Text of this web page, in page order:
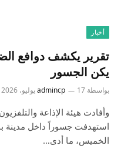
أخبار
تقرير يكشف دوافع
يكن الجسور
بواسطة admincp 17 يوليو، 2026
وأفادت هيئة الإذاعة
استهدفت جسوراً داخل مدينة
الخميس، ما أدى…